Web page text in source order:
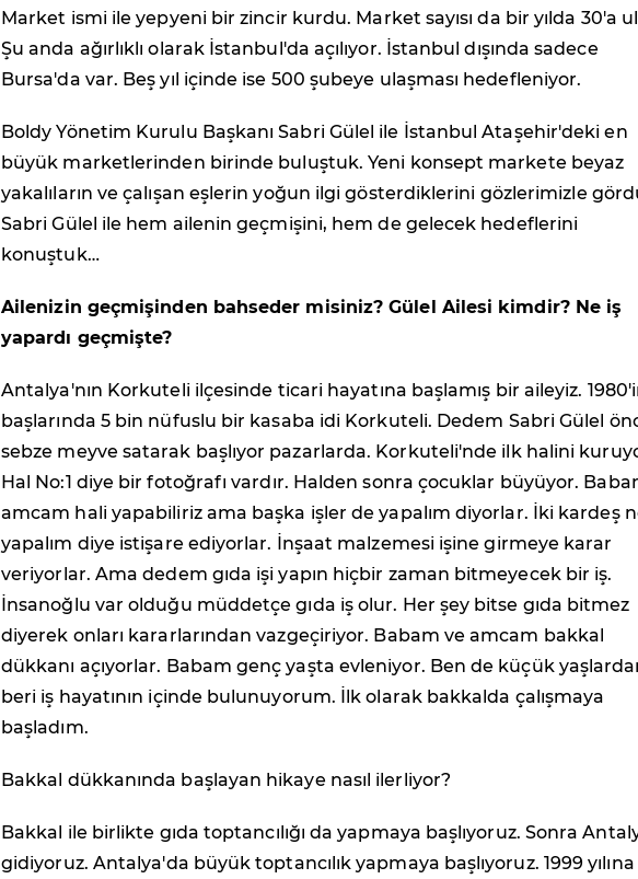
Market ismi ile yepyeni bir zincir kurdu. Market sayısı da bir yılda 30'a
Şu anda ağırlıklı olarak İstanbul'da açılıyor. İstanbul dışında sadece
Bursa'da var. Beş yıl içinde ise 500 şubeye ulaşması hedefleniyor.
Boldy Yönetim Kurulu Başkanı Sabri Gülel ile İstanbul Ataşehir'deki en
büyük marketlerinden birinde buluştuk. Yeni konsept markete beyaz
yakalıların ve çalışan eşlerin yoğun ilgi gösterdiklerini gözlerimizle
Sabri Gülel ile hem ailenin geçmişini, hem de gelecek hedeflerini
konuştuk…
Ailenizin geçmişinden bahseder misiniz? Gülel Ailesi kimdir? Ne iş
yapardı geçmişte?
Antalya'nın Korkuteli ilçesinde ticari hayatına başlamış bir aileyiz.
başlarında 5 bin nüfuslu bir kasaba idi Korkuteli. Dedem Sabri Gülel
sebze meyve satarak başlıyor pazarlarda. Korkuteli'nde ilk halini
Hal No:1 diye bir fotoğrafı vardır. Halden sonra çocuklar büyüyor.
amcam hali yapabiliriz ama başka işler de yapalım diyorlar. İki kardeş
yapalım diye istişare ediyorlar. İnşaat malzemesi işine girmeye karar
veriyorlar. Ama dedem gıda işi yapın hiçbir zaman bitmeyecek bir iş.
İnsanoğlu var olduğu müddetçe gıda iş olur. Her şey bitse gıda bitmez
diyerek onları kararlarından vazgeçiriyor. Babam ve amcam bakkal
dükkanı açıyorlar. Babam genç yaşta evleniyor. Ben de küçük
beri iş hayatının içinde bulunuyorum. İlk olarak bakkalda çalışmaya
başladım.
Bakkal dükkanında başlayan hikaye nasıl ilerliyor?
Bakkal ile birlikte gıda toptancılığı da yapmaya başlıyoruz. Sonra
gidiyoruz. Antalya'da büyük toptancılık yapmaya başlıyoruz. 1999 yılına